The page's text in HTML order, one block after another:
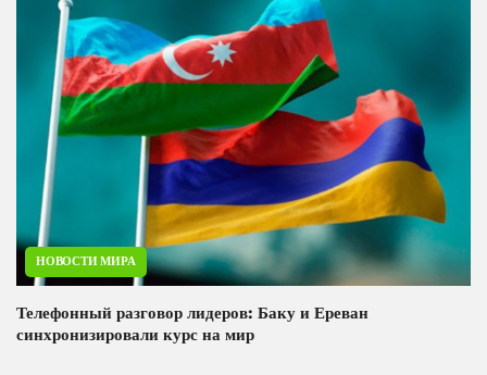
НОВОСТИ МИРА
Телефонный разговор лидеров: Баку и Ереван
синхронизировали курс на мир